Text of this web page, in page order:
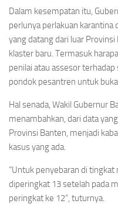
Dalam kesempatan itu,
perlunya perlakuan
yang datang dari luar
klaster baru. Termasuk
penilai atau assesor
pondok pesantren untuk
Hal senada, Wakil Gubernur
menambahkan, dari data
Provinsi Banten, menjadi
kasus yang ada.
“Untuk penyebaran di
diperingkat 13 setelah pada
peringkat ke 12”, tuturnya.